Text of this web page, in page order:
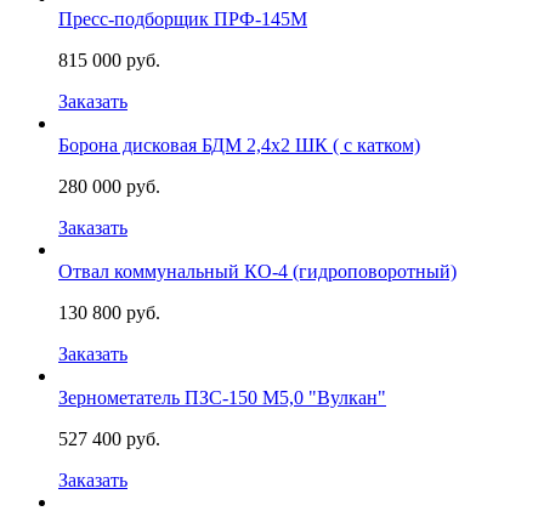
Пресс-подборщик ПРФ-145М
815 000 руб.
Заказать
Борона дисковая БДМ 2,4х2 ШК ( с катком)
280 000 руб.
Заказать
Отвал коммунальный КО-4 (гидроповоротный)
130 800 руб.
Заказать
Зернометатель ПЗС-150 М5,0 "Вулкан"
527 400 руб.
Заказать